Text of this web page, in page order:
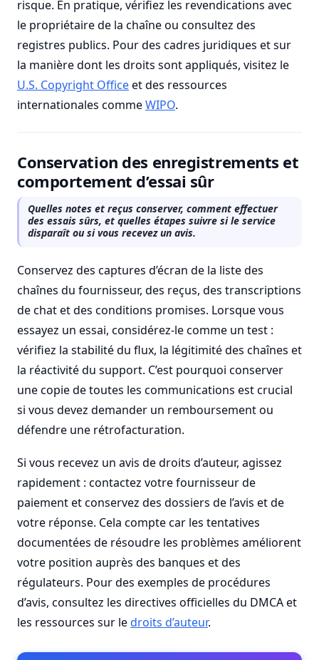
risque. En pratique, vérifiez les revendications avec
le propriétaire de la chaîne ou consultez des
registres publics. Pour des cadres juridiques et sur
la manière dont les droits sont appliqués, visitez le
U.S. Copyright Officeet des ressources
internationales commeWIPO.
Conservation des enregistrements et
comportement d’essai sûr
Quelles notes et reçus conserver, comment effectuer
des essais sûrs, et quelles étapes suivre si le service
disparaît ou si vous recevez un avis.
Conservez des captures d’écran de la liste des
chaînes du fournisseur, des reçus, des transcriptions
de chat et des conditions promises. Lorsque vous
essayez un essai, considérez-le comme un test :
vérifiez la stabilité du flux, la légitimité des chaînes et
la réactivité du support. C’est pourquoi conserver
une copie de toutes les communications est crucial
si vous devez demander un remboursement ou
défendre une rétrofacturation.
Si vous recevez un avis de droits d’auteur, agissez
rapidement : contactez votre fournisseur de
paiement et conservez des dossiers de l’avis et de
votre réponse. Cela compte car les tentatives
documentées de résoudre les problèmes améliorent
votre position auprès des banques et des
régulateurs. Pour des exemples de procédures
d’avis, consultez les directives officielles du DMCA et
les ressources sur ledroits d’auteur.